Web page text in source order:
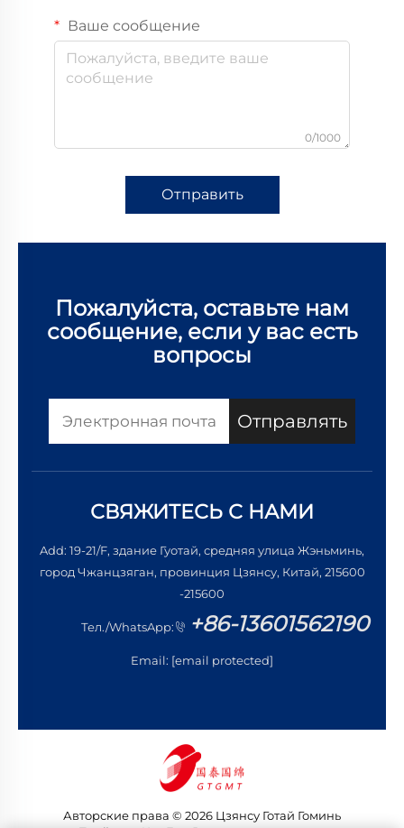
Ваше сообщение
0/1000
Отправить
Пожалуйста, оставьте нам
сообщение, если у вас есть
вопросы
Отправлять
СВЯЖИТЕСЬ С НАМИ
Add: 19-21/F, здание Гуотай, средняя улица Жэньминь,
город Чжанцзяган, провинция Цзянсу, Китай, 215600
-215600
Тел./WhatsApp: +86-13601562190
Email: [email protected]
Авторские права © 2026 Цзянсу Готай Гоминь